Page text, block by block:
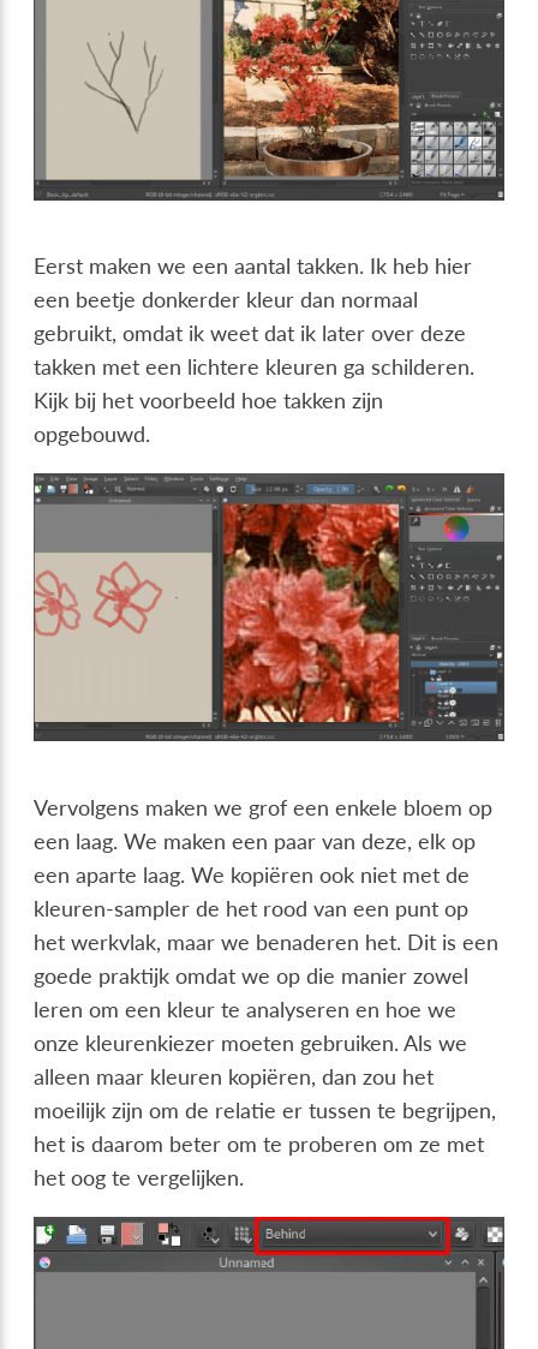
Eerst maken we een aantal takken. Ik heb hier
een beetje donkerder kleur dan normaal
gebruikt, omdat ik weet dat ik later over deze
takken met een lichtere kleuren ga schilderen.
Kijk bij het voorbeeld hoe takken zijn
opgebouwd.
Vervolgens maken we grof een enkele bloem op
een laag. We maken een paar van deze, elk op
een aparte laag. We kopiëren ook niet met de
kleuren-sampler de het rood van een punt op
het werkvlak, maar we benaderen het. Dit is een
goede praktijk omdat we op die manier zowel
leren om een kleur te analyseren en hoe we
onze kleurenkiezer moeten gebruiken. Als we
alleen maar kleuren kopiëren, dan zou het
moeilijk zijn om de relatie er tussen te begrijpen,
het is daarom beter om te proberen om ze met
het oog te vergelijken.